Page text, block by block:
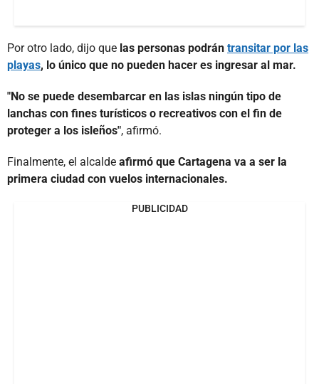
Por otro lado, dijo que las personas podrán transitar por las
playas, lo único que no pueden hacer es ingresar al mar.
"No se puede desembarcar en las islas ningún tipo de
lanchas con fines turísticos o recreativos con el fin de
proteger a los isleños", afirmó.
Finalmente, el alcalde afirmó que Cartagena va a ser la
primera ciudad con vuelos internacionales.
PUBLICIDAD